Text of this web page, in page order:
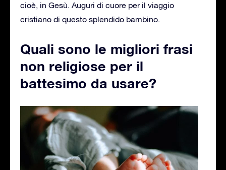
cioè, in Gesù. Auguri di cuore per il viaggio
cristiano di questo splendido bambino.
Quali sono le migliori frasi
non religiose per il
battesimo da usare?